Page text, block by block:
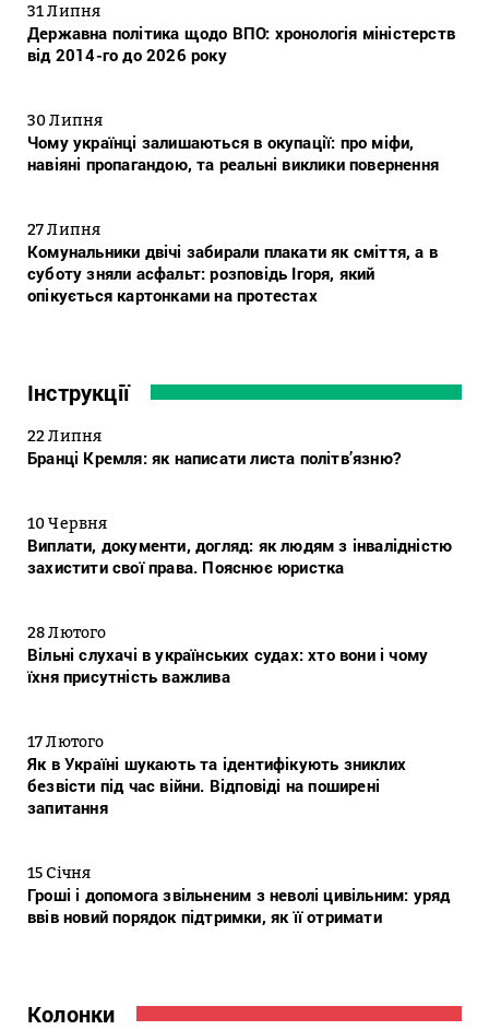
31 Липня
Державна політика щодо ВПО: хронологія міністерств
від 2014-го до 2026 року
30 Липня
Чому українці залишаються в окупації: про міфи,
навіяні пропагандою, та реальні виклики повернення
27 Липня
Комунальники двічі забирали плакати як сміття, а в
суботу зняли асфальт: розповідь Ігоря, який
опікується картонками на протестах
Інструкції
22 Липня
Бранці Кремля: як написати листа політв’язню?
10 Червня
Виплати, документи, догляд: як людям з інвалідністю
захистити свої права. Пояснює юристка
28 Лютого
Вільні слухачі в українських судах: хто вони і чому
їхня присутність важлива
17 Лютого
Як в Україні шукають та ідентифікують зниклих
безвісти під час війни. Відповіді на поширені
запитання
15 Січня
Гроші і допомога звільненим з неволі цивільним: уряд
ввів новий порядок підтримки, як її отримати
Колонки